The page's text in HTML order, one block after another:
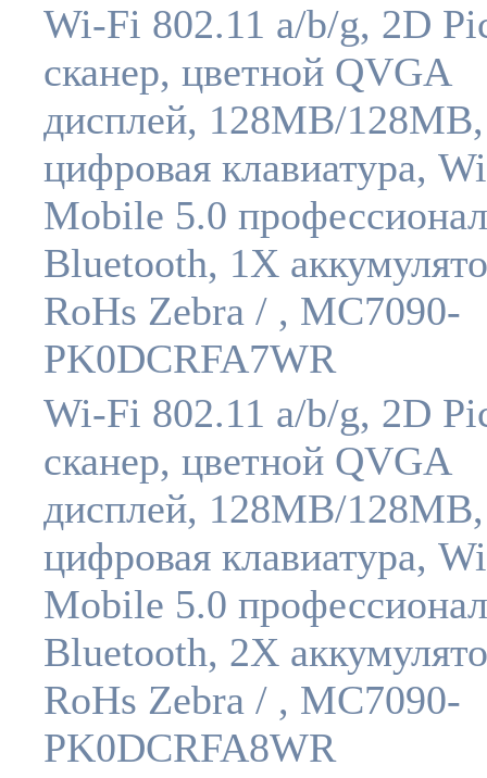
Wi-Fi 802.11 a/b/g, 2D
сканер, цветной QVGA
дисплей, 128MB/128MB,
цифровая клавиатура,
Mobile 5.0
Bluetooth, 1X
RoHs Zebra / , MC7090-
PK0DCRFA7WR
Wi-Fi 802.11 a/b/g, 2D
сканер, цветной QVGA
дисплей, 128MB/128MB,
цифровая клавиатура,
Mobile 5.0
Bluetooth, 2X
RoHs Zebra / , MC7090-
PK0DCRFA8WR